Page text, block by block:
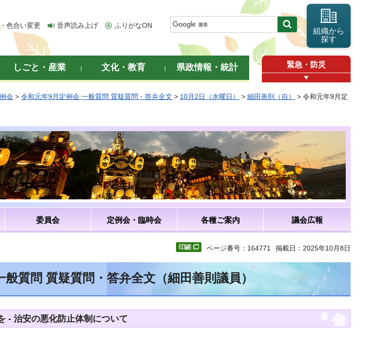
色合い変更 音声読み上げ ふりがなON
組織から
探す
しごと・産業 文化・教育 県政情報・統計 緊急・防災
会 > 令和元年9月定例会 一般質問 質疑質問・答弁全文 > 10月2日（水曜日） > 細田善則（自）
> 令和元年9月定
委員会 定例会・臨時会 各種ご案内 議会広報
ページ番号：164771 掲載日：2025年10月8日
質問 質疑質問・答弁全文（細田善則議員）
- 治安の悪化防止体制について